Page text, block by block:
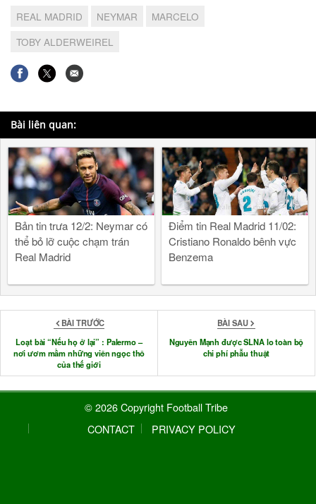
REAL MADRID NEYMAR
MARCELO
TOBY ALDERWEIREL
Bài liên quan:
Bản tin trưa 12/2: Neymar có
thể bỏ lỡ cuộc chạm trán
Real Madrid
Điểm tin Real Madrid 11/02:
Cristiano Ronaldo bênh vực
Benzema
BÀI TRƯỚC
Loạt bài “Nếu họ ở lại” : Palermo –
nơi ươm mầm những viên ngọc thô
của thế giới
BÀI SAU
Nguyên Mạnh được SLNA lo toàn bộ
chi phí phẫu thuật
© 2026 Copyright Football Tribe
CONTACT
PRIVACY POLICY